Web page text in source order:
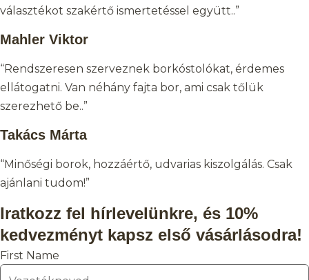
választékot szakértő ismertetéssel együtt..”
Mahler Viktor
“Rendszeresen szerveznek borkóstolókat, érdemes
ellátogatni. Van néhány fajta bor, ami csak tőlük
szerezhető be..”
Takács Márta
“Minőségi borok, hozzáértő, udvarias kiszolgálás. Csak
ajánlani tudom!”
Iratkozz fel hírlevelünkre, és 10%
kedvezményt kapsz első vásárlásodra!
First Name